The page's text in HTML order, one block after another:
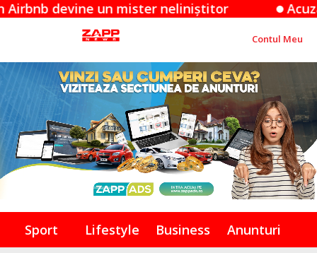
mister neliniștitor Acuzațiile Apple
Contul Meu
Sport Lifestyle Business Anunturi